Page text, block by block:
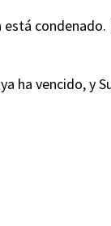
está
ha vencido, y